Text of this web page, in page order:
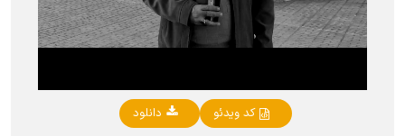
Video
کد ویدئو دانلود